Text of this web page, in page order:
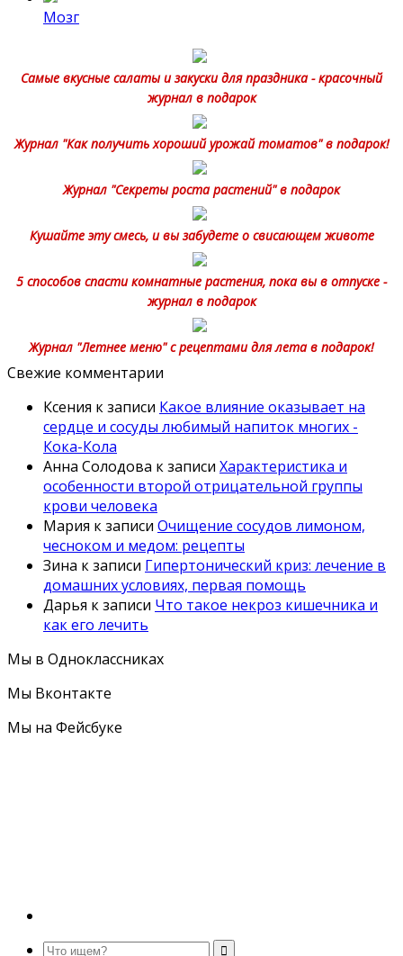
Мозг
Самые вкусные салаты и закуски для праздника - красочный
журнал в подарок
Журнал "Как получить хороший урожай томатов" в подарок!
Журнал "Секреты роста растений" в подарок
Кушайте эту смесь, и вы забудете о свисающем животе
5 способов спасти комнатные растения, пока вы в отпуске -
журнал в подарок
Журнал "Летнее меню" с рецептами для лета в подарок!
Свежие комментарии
Ксения к записи Какое влияние оказывает на
сердце и сосуды любимый напиток многих -
Кока-Кола
Анна Солодова к записи Характеристика и
особенности второй отрицательной группы
крови человека
Мария к записи Очищение сосудов лимоном,
чесноком и медом: рецепты
Зина к записи Гипертонический криз: лечение в
домашних условиях, первая помощь
Дарья к записи Что такое некроз кишечника и
как его лечить
Мы в Одноклассниках
Мы Вконтакте
Мы на Фейсбуке